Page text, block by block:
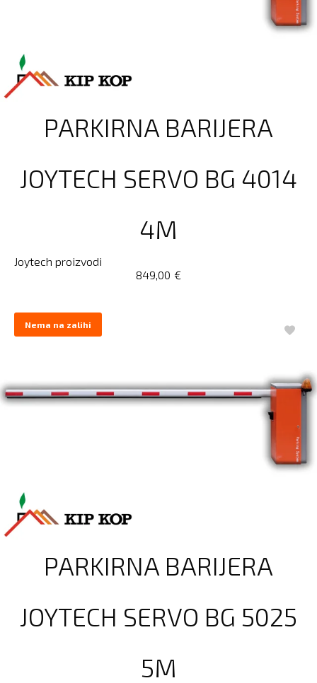
PARKIRNA BARIJERA
JOYTECH SERVO BG 4014
4M
Joytech proizvodi
€
849,00
Nema na zalihi
PARKIRNA BARIJERA
JOYTECH SERVO BG 5025
5M